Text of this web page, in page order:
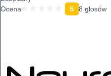
Ocena
5 8 głosów